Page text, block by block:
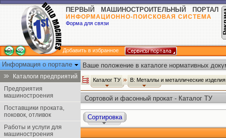
ПЕРВЫЙ МАШИНОСТРОИТЕЛЬНЫЙ ПОРТАЛ
ИНФОРМАЦИОННО-ПОИСКОВАЯ СИСТЕМА
Форма для связи
Добавить в избранное
Информация о портале
Каталоги предприятий
Предприятия
машиностроения
Поставщики проката,
поковок, отливок
Работы и услуги для
машиностроения
Ваше положение в каталоге нормативных
Каталог ТУ В: Металлы и металлические изделия
Сортовой и фасонный прокат - Каталог ТУ
Сортировка